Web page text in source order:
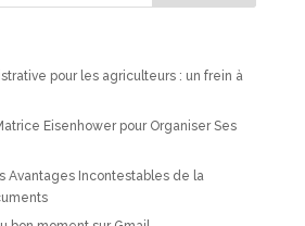
pour les agriculteurs : un frein à
Eisenhower pour Organiser Ses
Avantages Incontestables de la